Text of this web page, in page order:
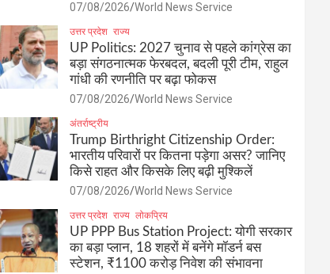
07/08/2026 World News Service
उत्तर प्रदेश राज्य
UP Politics: 2027 चुनाव से पहले कांग्रेस का
बड़ा संगठनात्मक फेरबदल, बदली पूरी टीम, राहुल
गांधी की रणनीति पर बढ़ा फोकस
07/08/2026 World News Service
अंतर्राष्ट्रीय
Trump Birthright Citizenship Order:
भारतीय परिवारों पर कितना पड़ेगा असर? जानिए
किसे राहत और किसके लिए बढ़ी मुश्किलें
07/08/2026 World News Service
उत्तर प्रदेश राज्य लोकप्रिय
UP PPP Bus Station Project: योगी सरकार
का बड़ा प्लान, 18 शहरों में बनेंगे मॉडर्न बस
स्टेशन, ₹1100 करोड़ निवेश की संभावना